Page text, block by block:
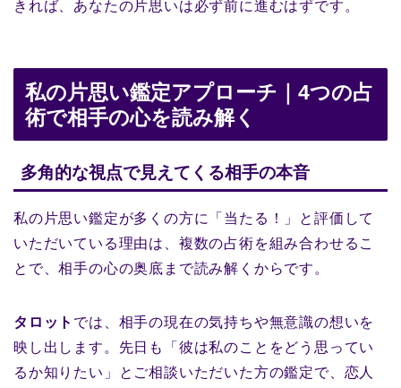
きれば、あなたの片思いは必ず前に進むはずです。
私の片思い鑑定アプローチ｜4つの占
術で相手の心を読み解く
多角的な視点で見えてくる相手の本音
私の片思い鑑定が多くの方に「当たる！」と評価して
いただいている理由は、複数の占術を組み合わせるこ
とで、相手の心の奥底まで読み解くからです。
タロット では、相手の現在の気持ちや無意識の想いを
映し出します。先日も「彼は私のことをどう思ってい
るか知りたい」とご相談いただいた方の鑑定で、恋人